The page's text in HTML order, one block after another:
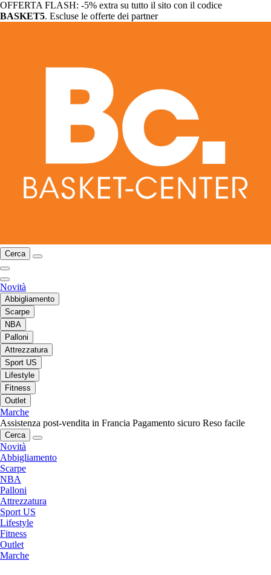
OFFERTA FLASH: -5% extra su tutto il sito con il codice
BASKET5. Escluse le offerte dei partner
Cerca
Novità
Abbigliamento
Scarpe
NBA
Palloni
Attrezzatura
Sport US
Lifestyle
Fitness
Outlet
Marche
Assistenza post-vendita in Francia Pagamento sicuro Reso facile
Cerca
Novità
Abbigliamento
Scarpe
NBA
Palloni
Attrezzatura
Sport US
Lifestyle
Fitness
Outlet
Marche